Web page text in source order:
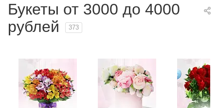
Букеты от 3000 до 4000
рублей
373